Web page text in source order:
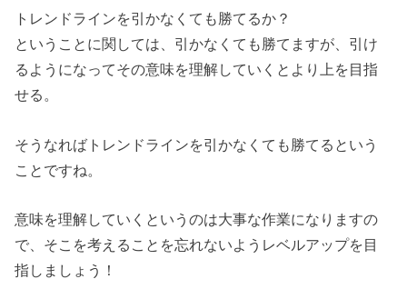
トレンドラインを引かなくても勝てるか？
ということに関しては、引かなくても勝てますが、引け
るようになってその意味を理解していくとより上を目指
せる。
そうなればトレンドラインを引かなくても勝てるという
ことですね。
意味を理解していくというのは大事な作業になりますの
で、そこを考えることを忘れないようレベルアップを目
指しましょう！